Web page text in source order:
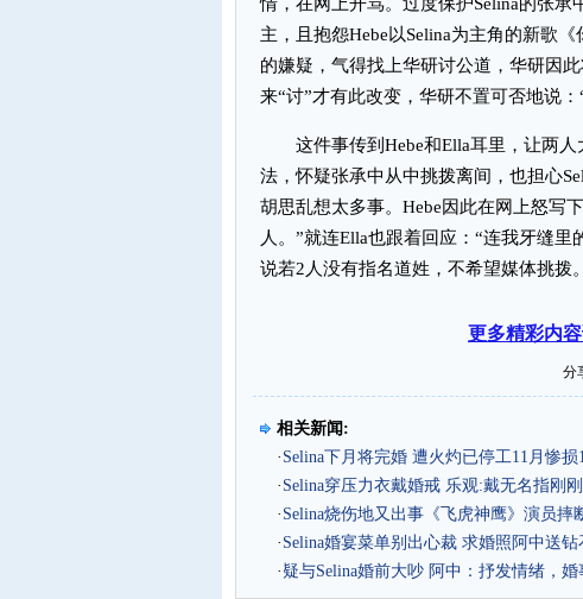
主，且抱怨Hebe以Selina为主角的新歌
的嫌疑，气得找上华研讨公道，华研因
来“讨”才有此改变，华研不置可否地说
这件事传到Hebe和Ella耳里，让两人
法，怀疑张承中从中挑拨离间，也担心
胡思乱想太多事。Hebe因此在网上怒写
人。”就连Ella也跟着回应：“连我牙缝
说若2人没有指名道姓，不希望媒体挑拨。
更多精彩内
分
相关新闻:
· Selina下月将完婚 遭火灼已停工11月惨损
· Selina穿压力衣戴婚戒 乐观:戴无名指刚
· Selina烧伤地又出事《飞虎神鹰》演员摔
· Selina婚宴菜单别出心裁 求婚照阿中送钻
· 疑与Selina婚前大吵 阿中：抒发情绪，婚